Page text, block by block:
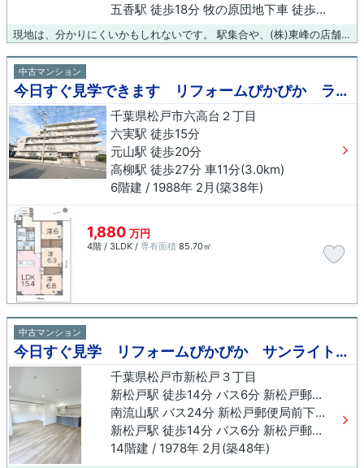
五香駅 徒歩18分 牧の原団地下車 徒歩5分
現地は、分かりにくいかもしれないです。 駅集合や、(株)東峰の店舗集合できます。 ご自宅まで大型車で送迎もいたします。 小さいお子様もご一緒に皆さんでお越しください。 2種免許取得スタッフによる、車酔いしないスムーズドライブでご案内もできます。 子育て真っ最中のイクメンスタッフによる、ちびちゃんのいるご家庭にやさしい、おススメスポットのご案内も大好評。 お気軽にどうぞ。
中古マンション
今日すぐ見学できます リフォームぴかぴか ライフプラザ六実
千葉県松戸市六高台２丁目
六実駅 徒歩15分
元山駅 徒歩20分
高柳駅 徒歩27分 車11分(3.0km)
6階建 / 1988年 2月(築38年)
1,880 万円
4階 / 3LDK / 専有面積 85.70㎡
中古マンション
今日すぐ見学 リフォームぴかぴか サンライトパストラル壱番館C棟
千葉県松戸市新松戸３丁目
新松戸駅 徒歩14分 バス6分 新松戸郵便局前下車 徒歩6分
南流山駅 バス24分 新松戸郵便局前下車 徒歩6分
新松戸駅 徒歩14分 バス6分 新松戸郵便局前下車 徒歩6分
14階建 / 1978年 2月(築48年)